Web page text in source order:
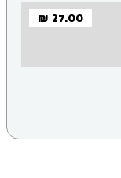
27.00 ₪